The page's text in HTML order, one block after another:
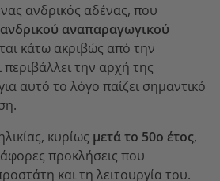
ανδρικός αδένας, που
ανδρικού αναπαραγωγικού
κάτω ακριβώς από την
την αρχή της
αυτό το λόγο παίζει σημαντικό
κυρίως μετά το 50ο έτος,
προκλήσεις που
και τη λειτουργία του.